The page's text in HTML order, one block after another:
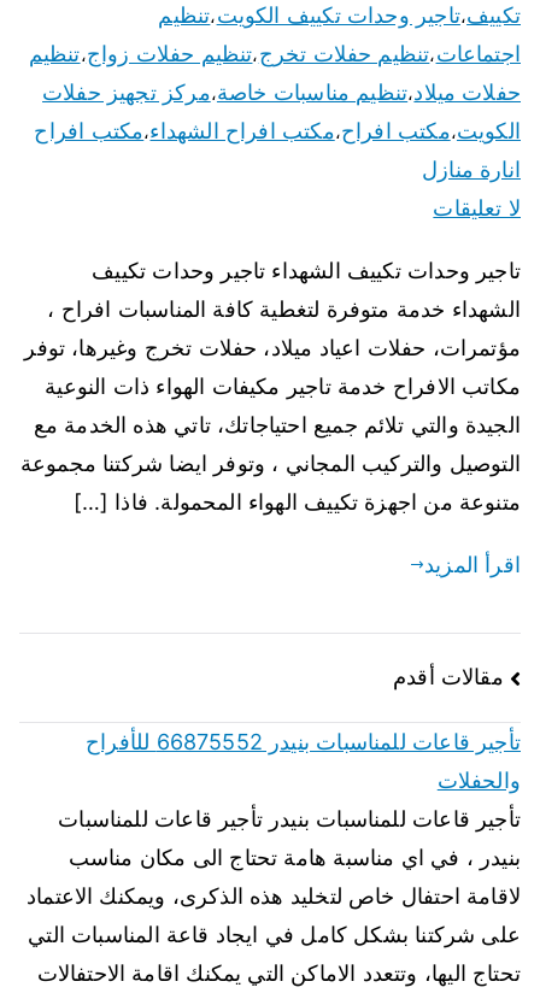
تكييف،تاجير وحدات تكييف الكويت،تنظيم
اجتماعات،تنظيم حفلات تخرج،تنظيم حفلات زواج،تنظيم
حفلات ميلاد،تنظيم مناسبات خاصة،مركز تجهيز حفلات
الكويت،مكتب افراح،مكتب افراح الشهداء،مكتب افراح
انارة منازل
لا تعليقات
تاجير وحدات تكييف الشهداء تاجير وحدات تكييف
الشهداء خدمة متوفرة لتغطية كافة المناسبات افراح ،
مؤتمرات، حفلات اعياد ميلاد، حفلات تخرج وغيرها، توفر
مكاتب الافراح خدمة تاجير مكيفات الهواء ذات النوعية
الجيدة والتي تلائم جميع احتياجاتك، تاتي هذه الخدمة مع
التوصيل والتركيب المجاني ، وتوفر ايضا شركتنا مجموعة
متنوعة من اجهزة تكييف الهواء المحمولة. فاذا […]
اقرأ المزيد
مقالات أقدم
تأجير قاعات للمناسبات بنيدر 66875552 للأفراح
والحفلات
تأجير قاعات للمناسبات بنيدر تأجير قاعات للمناسبات
بنيدر ، في اي مناسبة هامة تحتاج الى مكان مناسب
لاقامة احتفال خاص لتخليد هذه الذكرى، ويمكنك الاعتماد
على شركتنا بشكل كامل في ايجاد قاعة المناسبات التي
تحتاج اليها، وتتعدد الاماكن التي يمكنك اقامة الاحتفالات